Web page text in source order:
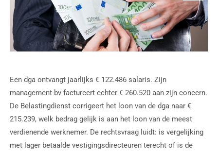
Een dga ontvangt jaarlijks € 122.486 salaris. Zijn
management-bv factureert echter € 260.520 aan zijn concern.
De Belastingdienst corrigeert het loon van de dga naar €
215.239, welk bedrag gelijk is aan het loon van de meest
verdienende werknemer. De rechtsvraag luidt: is vergelijking
met lager betaalde vestigingsdirecteuren terecht of is de